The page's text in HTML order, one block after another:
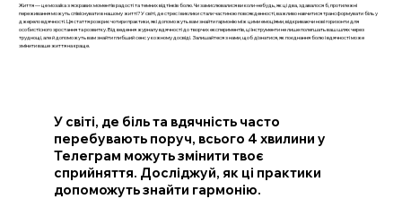
Життя — це мозаїка з яскравих моментів радості та темних відтінків болю. Чи замислювалися ви коли-небудь, як ці два, здавалося б, протилежні
переживання можуть співіснувати в нашому житті? У світі, де стрес і виклики стали частиною повсякденності, важливо навчитися трансформувати біль у
джерело вдячності. Ця стаття розкриє чотири практики, які допоможуть вам знайти гармонію між цими емоціями, відкриваючи нові горизонти для
особистісного зростання та розвитку. Від ведення журналу вдячності до творчих експериментів, ці інструменти не лише полегшать ваш шлях через
труднощі, але й допоможуть вам знайти глибший сенс у кожному досвіді. Залишайтеся з нами, щоб дізнатися, як поєднання болю і вдячності може
змінити ваше життя на краще.
У світі, де біль та вдячність часто
перебувають поруч, всього 4 хвилини у
Телеграм можуть змінити твоє
сприйняття. Досліджуй, як ці практики
допоможуть знайти гармонію.